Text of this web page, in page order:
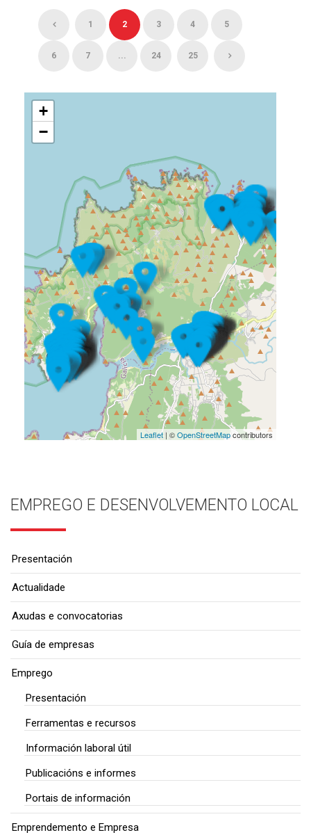
1 2 3 4 5
6 7 ... 24 25
+
−
Leaflet| ©OpenStreetMapcontributors
EMPREGO E DESENVOLVEMENTO LOCAL
Presentación
Actualidade
Axudas e convocatorias
Guía de empresas
Emprego
Presentación
Ferramentas e recursos
Información laboral útil
Publicacións e informes
Portais de información
Emprendemento e Empresa